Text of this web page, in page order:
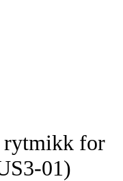
rytmikk for
01)